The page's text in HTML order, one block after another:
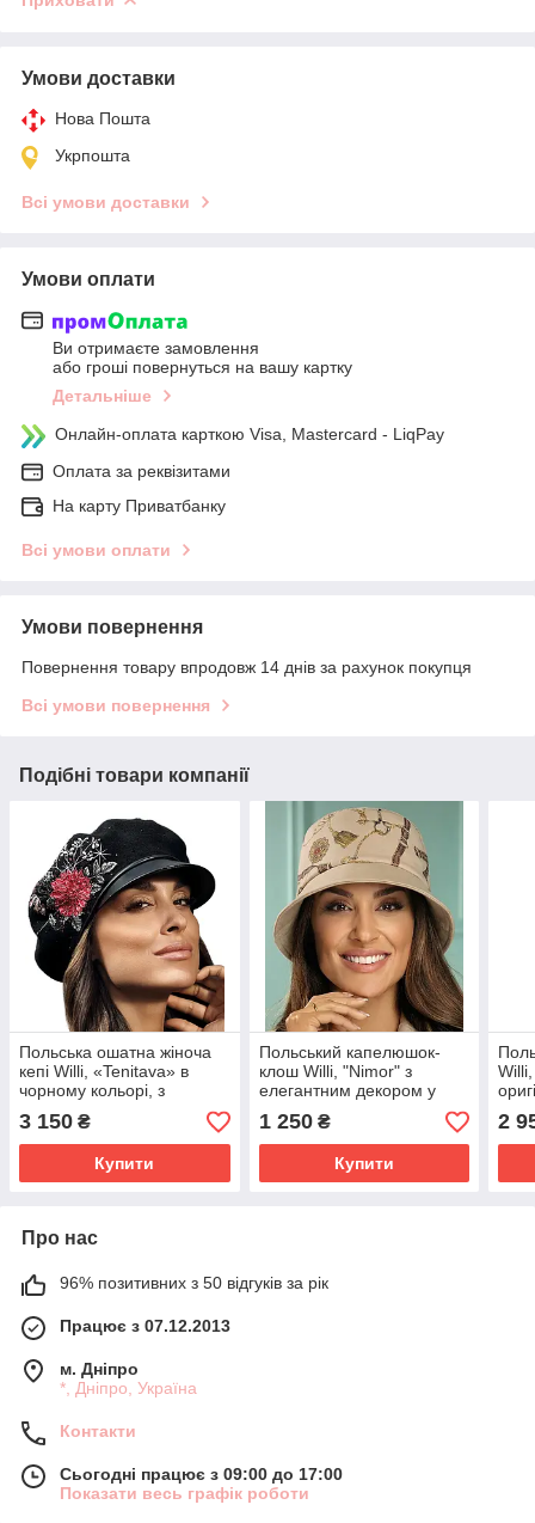
Умови доставки
Нова Пошта
Укрпошта
Всі умови доставки
Умови оплати
Ви отримаєте замовлення
або гроші повернуться на вашу картку
Детальніше
Онлайн-оплата карткою Visa, Mastercard - LiqPay
Оплата за реквізитами
На карту Приватбанку
Всі умови оплати
Умови повернення
Повернення товару впродовж 14 днів за рахунок покупця
Всі умови повернення
Подібні товари компанії
Польська ошатна жіноча
кепі Willi, «Tenitava» в
чорному кольорі, з
шовком декором.
3 150 ₴
Купити
Польський капелюшок-
клош Willi, "Nimor" з
елегантним декором у
1 250₴
Купити
2
Про нас
96% позитивних з 50 відгуків за рік
Працює з 07.12.2013
м. Дніпро
*, Дніпро, Україна
Контакти
Сьогодні працює з 09:00 до 17:00
Показати весь графік роботи